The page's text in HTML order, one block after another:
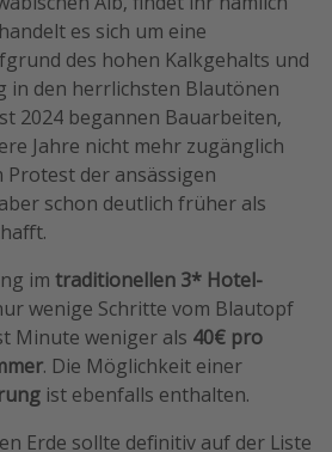
es sich um eine
des hohen Kalkgehalts und
in den herrlichsten Blautönen
2024 begannen Bauarbeiten,
Jahre nicht mehr zugänglich
Protest der ansässigen
schon deutlich früher als
im traditionellen 3* Hotel-
wenige Schritte vom Blautopf
Minute weniger als 40€ pro
. Die Möglichkeit einer
ist ebenfalls enthalten.
Erde sollte definitiv auf der Liste